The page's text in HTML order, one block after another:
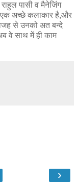
पासी व मैनेजिंग
एक अच्छे कलाकार है,और
से उनको अत बन्दे
वे साथ में ही काम
›